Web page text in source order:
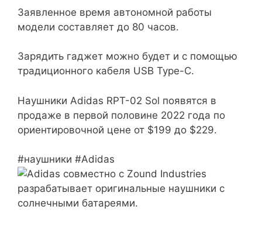
Заявленное время автономной работы
модели составляет до 80 часов.
Зарядить гаджет можно будет и с помощью
традиционного кабеля USB Type-C.
Наушники Adidas RPT-02 Sol появятся в
продаже в первой половине 2022 года по
ориентировочной цене от $199 до $229.
#наушники #Adidas